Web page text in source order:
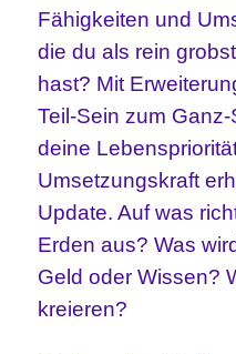
Fähigkeiten und
die du als rein
hast? Mit
Teil-Sein zum
deine
Umsetzungskraft
Update. Auf was
Erden aus? Was
Geld oder Wissen?
kreieren?